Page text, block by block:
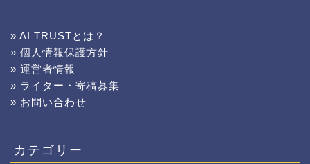
» AI TRUSTとは？
» 個人情報保護方針
» 運営者情報
» ライター・寄稿募集
» お問い合わせ
カテゴリー